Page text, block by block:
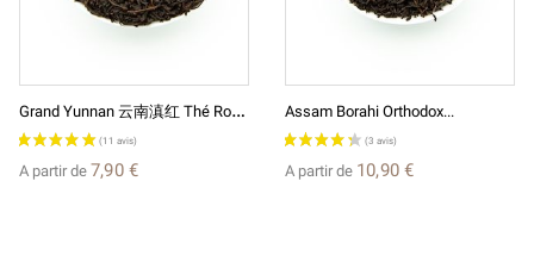
G
Rand Yunnan 云南滇红 Thé Rouge...
A partir de 7,90 €
Assam Borahi Orthodox...
A partir de 10,90 €